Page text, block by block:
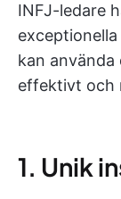
INFJ-ledare
kan
effektivt och
1. Unik